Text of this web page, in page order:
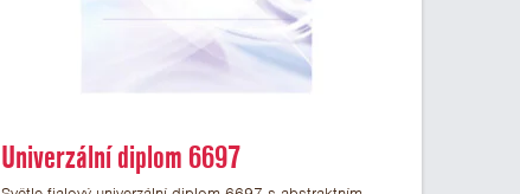
Univerzální diplom 6697